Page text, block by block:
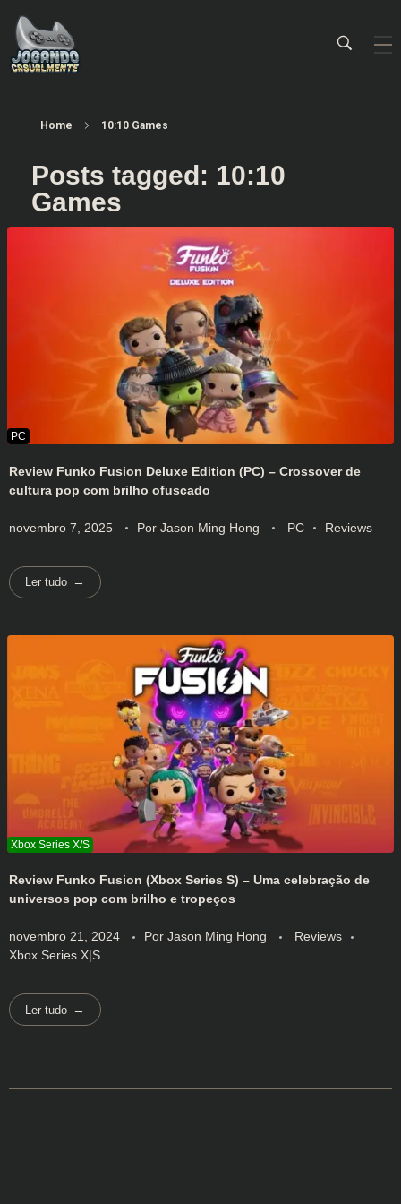
Home 10:10 Games
Posts tagged: 10:10
Games
Review Funko Fusion Deluxe Edition (PC) – Crossover de
cultura pop com brilho ofuscado
novembro 7, 2025 Por Jason Ming Hong PC Reviews
Ler tudo
Review Funko Fusion (Xbox Series S) – Uma celebração de
universos pop com brilho e tropeços
novembro 21, 2024 Por Jason Ming Hong
Reviews
Xbox Series X|S
Ler tudo